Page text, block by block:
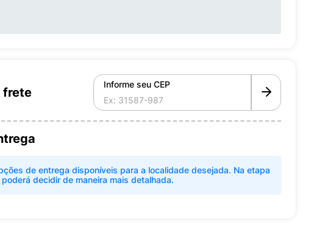
frete
Informe seu CEP
de entrega disponíveis para a localidade desejada. Na etapa
decidir de maneira mais detalhada.